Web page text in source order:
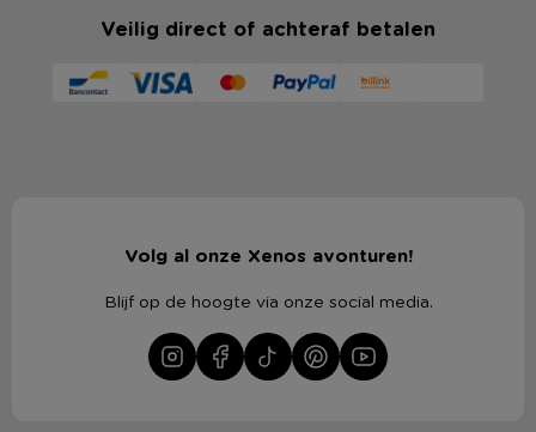
Veilig direct of achteraf betalen
Volg al onze Xenos avonturen!
Blijf op de hoogte via onze social media.